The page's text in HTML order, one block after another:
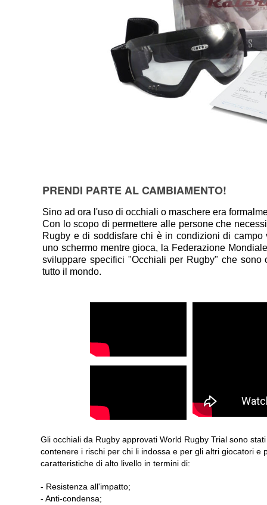
PRENDI PARTE AL CAMBIAMENTO!
Sino ad ora l'uso di occhiali o maschere era
Con lo scopo di permettere alle persone che
Rugby e di soddisfare chi è in condizioni di
uno schermo mentre gioca, la Federazione
sviluppare specifici "Occhiali per Rugby" che
tutto il mondo.
Gli occhiali da Rugby approvati World Rugby Trial sono
contenere i rischi per chi li indossa e per gli altri giocatori e
caratteristiche di alto livello in termini di:
- Resistenza all'impatto;
- Anti-condensa;